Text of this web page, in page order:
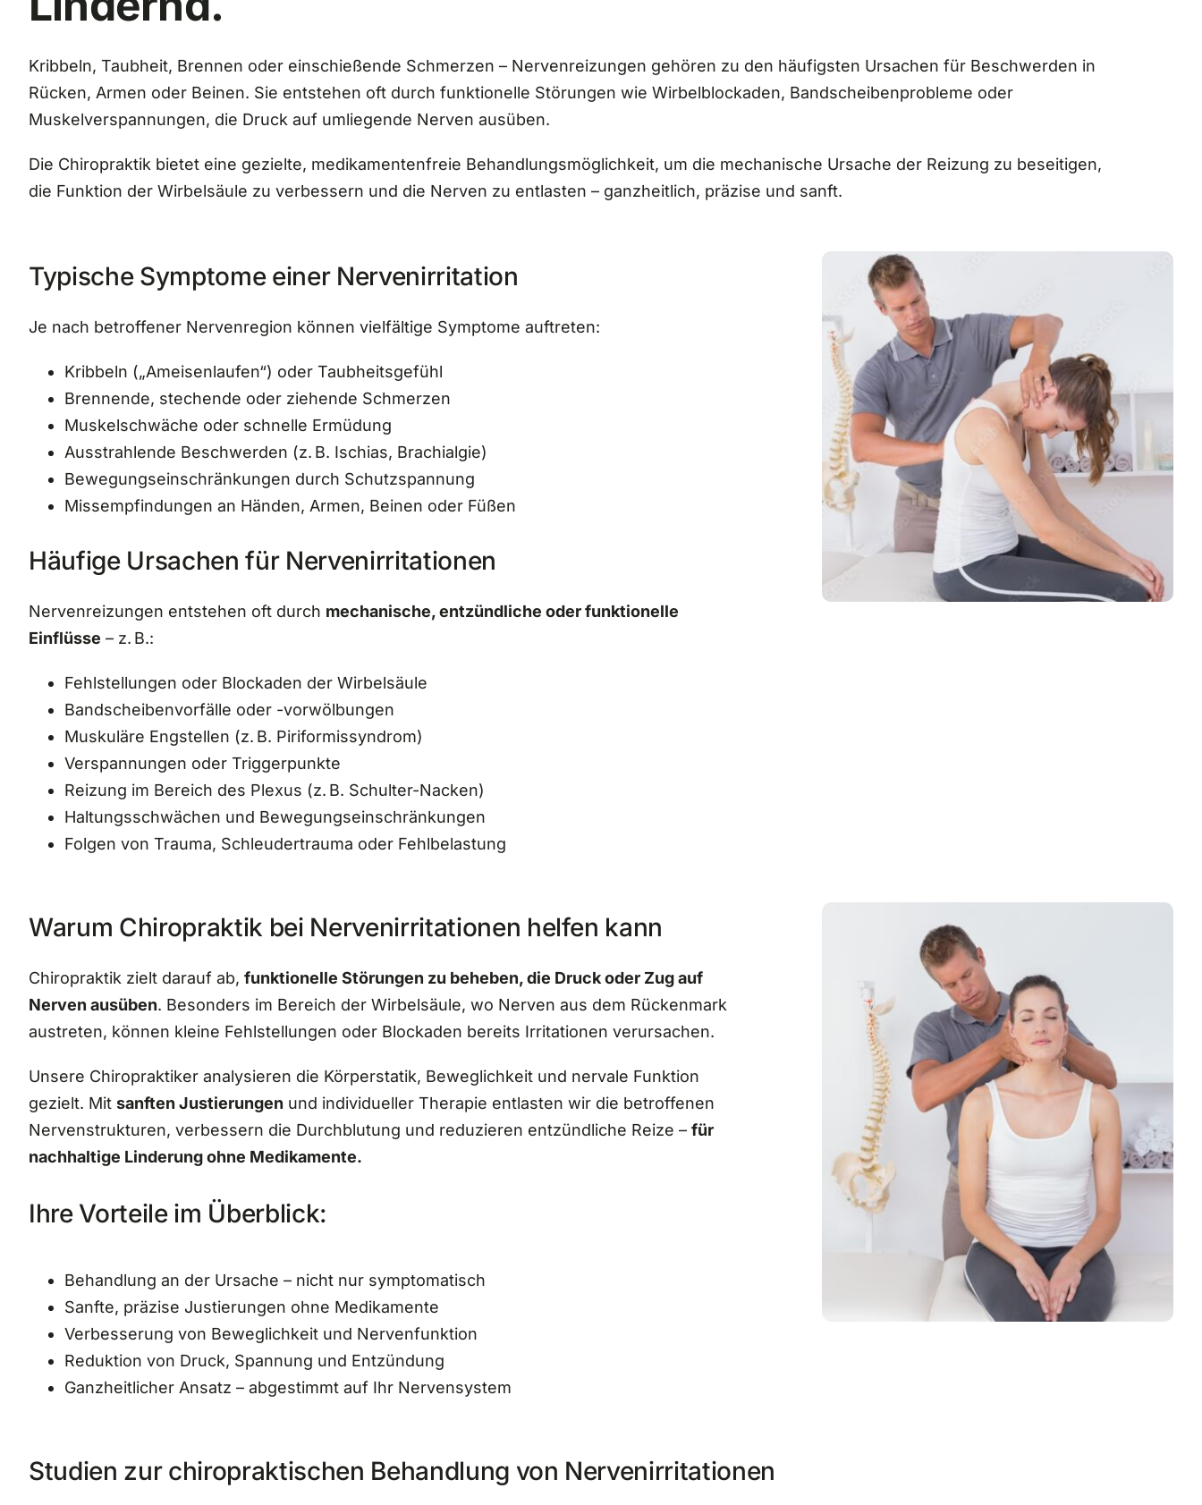
Kribbeln, Taubheit, Brennen oder einschießende Schmerzen – Nervenreizungen gehören zu den häufigsten Ursachen für Beschwerden in
Rücken, Armen oder Beinen. Sie entstehen oft durch funktionelle Störungen wie Wirbelblockaden, Bandscheibenprobleme oder
Muskelverspannungen, die Druck auf umliegende Nerven ausüben.
Die Chiropraktik bietet eine gezielte, medikamentenfreie Behandlungsmöglichkeit, um die mechanische Ursache der Reizung zu beseitigen,
die Funktion der Wirbelsäule zu verbessern und die Nerven zu entlasten – ganzheitlich, präzise und sanft.
Typische Symptome einer Nervenirritation
Je nach betroffener Nervenregion können vielfältige Symptome auftreten:
Kribbeln („Ameisenlaufen“) oder Taubheitsgefühl
Brennende, stechende oder ziehende Schmerzen
Muskelschwäche oder schnelle Ermüdung
Ausstrahlende Beschwerden (z. B. Ischias, Brachialgie)
Bewegungseinschränkungen durch Schutzspannung
Missempfindungen an Händen, Armen, Beinen oder Füßen
Häufige Ursachen für Nervenirritationen
Nervenreizungen entstehen oft durch mechanische, entzündliche oder funktionelle
Einflüsse – z. B.:
Fehlstellungen oder Blockaden der Wirbelsäule
Bandscheibenvorfälle oder -vorwölbungen
Muskuläre Engstellen (z. B. Piriformissyndrom)
Verspannungen oder Triggerpunkte
Reizung im Bereich des Plexus (z. B. Schulter-Nacken)
Haltungsschwächen und Bewegungseinschränkungen
Folgen von Trauma, Schleudertrauma oder Fehlbelastung
Warum Chiropraktik bei Nervenirritationen helfen kann
Chiropraktik zielt darauf ab, funktionelle Störungen zu beheben, die Druck oder Zug auf
Nerven ausüben. Besonders im Bereich der Wirbelsäule, wo Nerven aus dem Rückenmark
austreten, können kleine Fehlstellungen oder Blockaden bereits Irritationen verursachen.
Unsere Chiropraktiker analysieren die Körperstatik, Beweglichkeit und nervale Funktion
gezielt. Mit sanften Justierungen und individueller Therapie entlasten wir die betroffenen
Nervenstrukturen, verbessern die Durchblutung und reduzieren entzündliche Reize – für
nachhaltige Linderung ohne Medikamente.
Ihre Vorteile im Überblick:
Behandlung an der Ursache – nicht nur symptomatisch
Sanfte, präzise Justierungen ohne Medikamente
Verbesserung von Beweglichkeit und Nervenfunktion
Reduktion von Druck, Spannung und Entzündung
Ganzheitlicher Ansatz – abgestimmt auf Ihr Nervensystem
Studien zur chiropraktischen Behandlung von Nervenirritationen